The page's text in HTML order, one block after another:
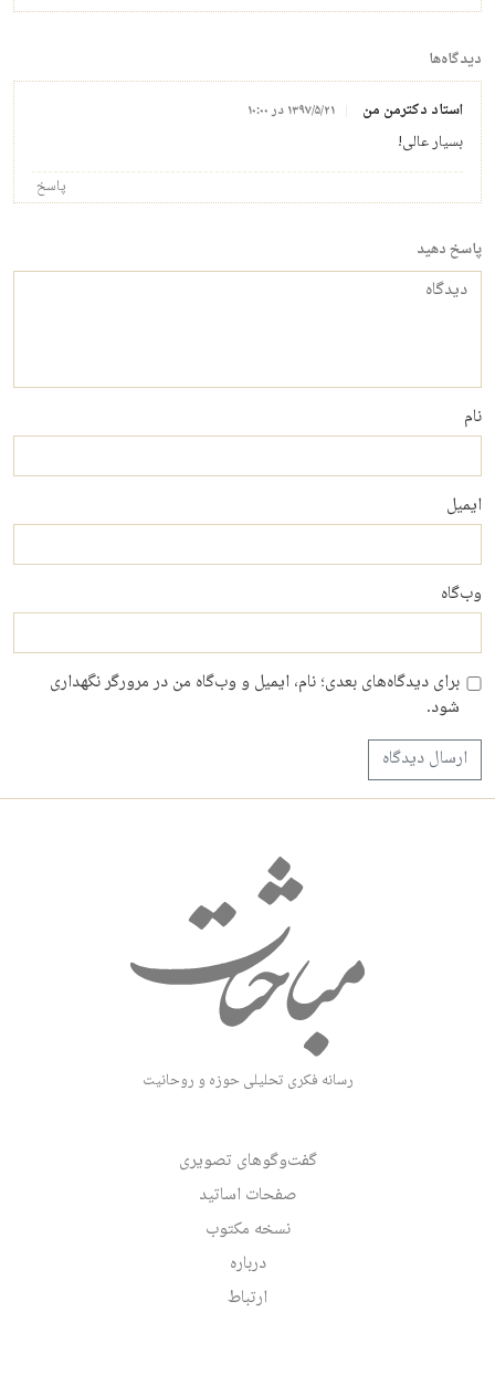
دیدگاه‌ها
استاد دکترمن من ۱۳۹۷/۵/۲۱ در ۱۰:۰۰
بسیار عالی!
پاسخ
پاسخ دهید
دیدگاه
نام
ایمیل
وب‌گاه
برای دیدگاه‌های بعدی؛ نام، ایمیل و وب‌گاه من در مرورگر نگهداری
شود.
رسانه فکری تحلیلی حوزه و روحانیت
گفت‌وگوهای تصویری
صفحات اساتید
نسخه مکتوب
درباره
ارتباط